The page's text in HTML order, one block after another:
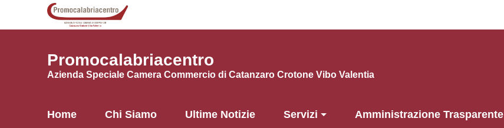
Vai ai contenuti
Vai al menu di navigazione
Promocalabriacentro
Azienda Speciale Camera Commercio di Catanzaro Crotone Vibo Valentia
Home Chi Siamo Ultime Notizie Servizi Amministrazione Trasparente